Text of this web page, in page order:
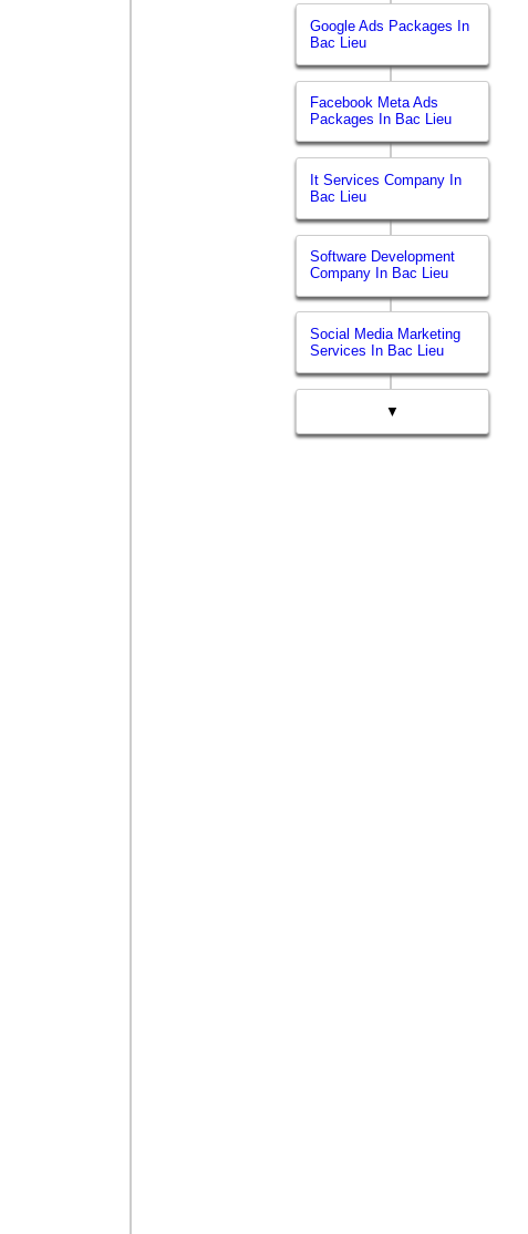
Google Ads Packages In
Bac Lieu
Facebook Meta Ads
Packages In Bac Lieu
It Services Company In
Bac Lieu
Software Development
Company In Bac Lieu
Social Media Marketing
Services In Bac Lieu
▼